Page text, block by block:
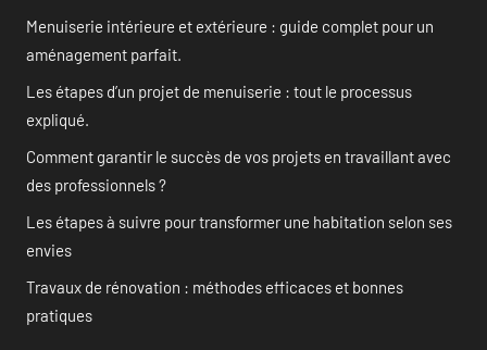
Menuiserie intérieure et extérieure : guide complet pour un
aménagement parfait.
Les étapes d’un projet de menuiserie : tout le processus
expliqué.
Comment garantir le succès de vos projets en travaillant avec
des professionnels ?
Les étapes à suivre pour transformer une habitation selon ses
envies
Travaux de rénovation : méthodes efficaces et bonnes
pratiques